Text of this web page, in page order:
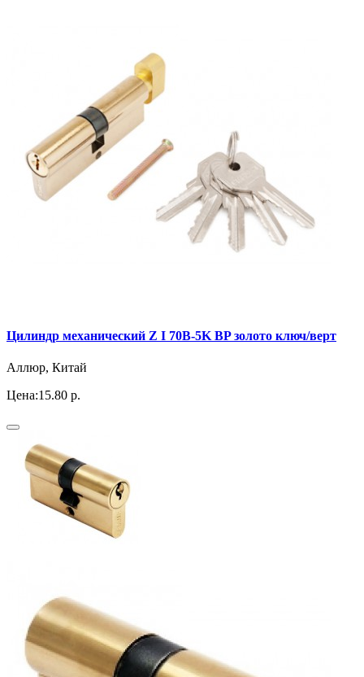
Цилиндр механический Z I 70B-5K BP золото ключ/верт
Аллюр, Китай
Цена:15.80 р.